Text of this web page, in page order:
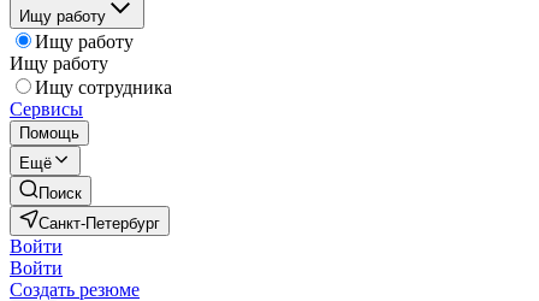
Ищу работу
Ищу работу
Ищу работу
Ищу сотрудника
Сервисы
Помощь
Ещё
Поиск
Санкт-Петербург
Войти
Войти
Создать резюме